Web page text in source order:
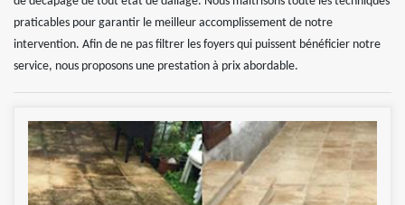
praticables pour garantir le meilleur accomplissement de notre
intervention. Afin de ne pas filtrer les foyers qui puissent bénéficier notre
service, nous proposons une prestation à prix abordable.